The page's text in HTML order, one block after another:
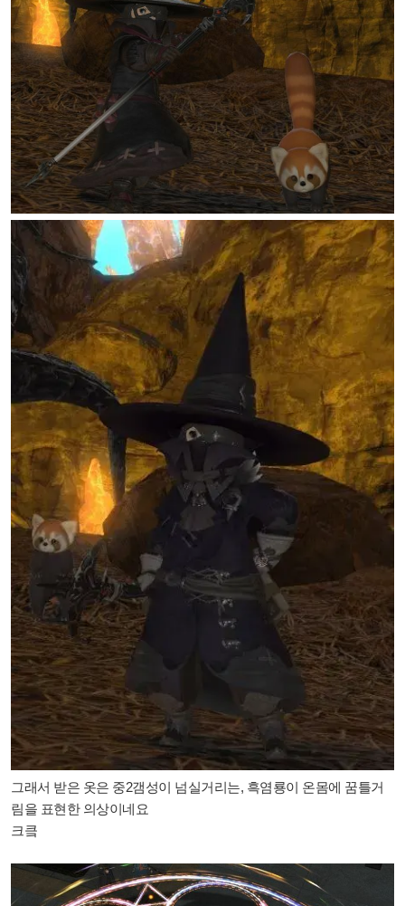
그래서 받은 옷은 중2갬성이 넘실거리는, 흑염룡이 온몸에 꿈틀거
림을 표현한 의상이네요
크킄